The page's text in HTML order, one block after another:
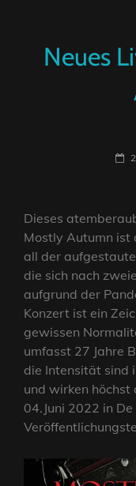
Neues
Dieses
Mostly Autumn ist
all der
die sich nach
aufgrund der
Konzert ist ein
gewissen
umfasst 27 Jahre
die Intensität sind
und wirken höchst
04.Juni 2022 in